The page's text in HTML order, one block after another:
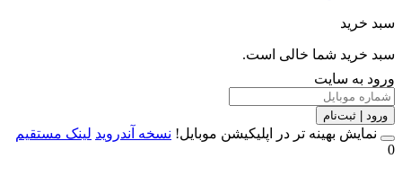
خرید شما خالی است.
به سایت
| ثبت‌نام
بهینه تر در اپلیکیشن موبایل!نسخه آندروید لینک مستقیم